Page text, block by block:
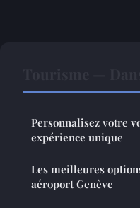
Personnalisez votre
expérience unique
Les meilleures
aéroport Genève